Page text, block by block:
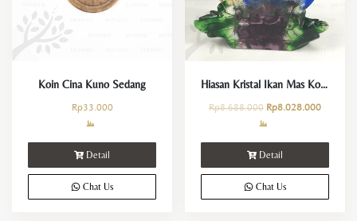
Koin Cina Kuno Sedang
Rp33.000
Detail
Chat Us
Hiasan Kristal Ikan Mas Koki Kemakmuran Melimpah
Rp8.688.000 Rp8.028.000
Detail
Chat Us